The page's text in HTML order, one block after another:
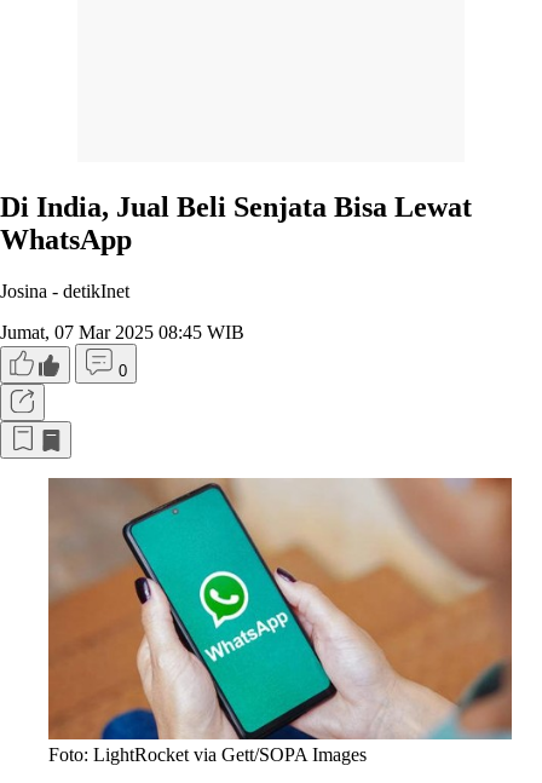
Di India, Jual Beli Senjata Bisa Lewat
WhatsApp
Josina - detikInet
Jumat, 07 Mar 2025 08:45 WIB
0
Foto: LightRocket via Gett/SOPA Images